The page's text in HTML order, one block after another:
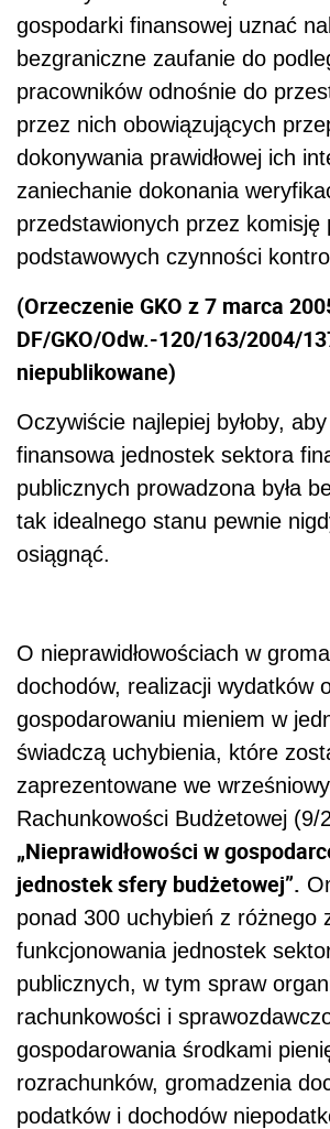
gospodarki finansowej uznać
bezgraniczne zaufanie do
pracowników odnośnie do
przez nich obowiązujących
dokonywania prawidłowej ich
zaniechanie dokonania
przedstawionych przez komisję
podstawowych czynności
(Orzeczenie GKO z 7 marca
DF/GKO/Odw.-120/163/2004/
niepublikowane)
Oczywiście najlepiej byłoby, aby
finansowa jednostek sektora
publicznych prowadzona była
tak idealnego stanu pewnie
osiągnąć.
O nieprawidłowościach w
dochodów, realizacji wydatków
gospodarowaniu mieniem w
świadczą uchybienia, które
zaprezentowane we
Rachunkowości Budżetowej (9/
„Nieprawidłowości w
jednostek sfery budżetowej”.
ponad 300 uchybień z różnego
funkcjonowania jednostek
publicznych, w tym spraw
rachunkowości i
gospodarowania środkami
rozrachunków, gromadzenia
podatków i dochodów